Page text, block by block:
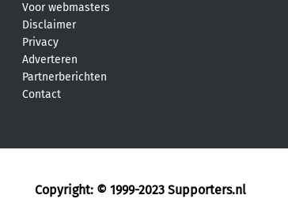
Voor webmasters
Disclaimer
Privacy
Adverteren
Partnerberichten
Contact
Copyright: © 1999-2023 Supporters.nl